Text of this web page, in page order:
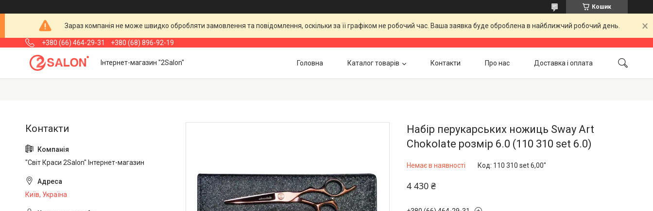
Кошик
Зараз компанія не може швидко обробляти замовлення та повідомлення, оскільки за її графіком не робочий час. Ваша заявка буде оброблена в найближчий робочий день.
+380 (66) 464-29-31 +380 (68) 896-92-19
Інтернет-магазин "2Salon" Головна Каталог товарів Контакти Про нас Доставка і оплата
Набір перукарських ножиць Sway Art
Chokolate розмір 6.0 (110 310 set 6.0)
Немає в наявності Код: 110 310 set 6,00"
4 430 ₴
"Світ Краси 2Salon" Інтернет-магазин
Київ, Україна